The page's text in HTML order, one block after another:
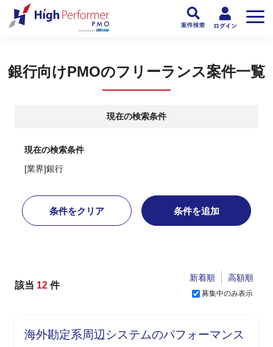
銀行向けPMOのフリーランス案件一覧
現在の検索条件
現在の検索条件
[業界]銀行
条件をクリア 条件を追加
該当 12 件
募集中のみ表示
新着順 高額順
海外勘定系周辺システムのパフォーマンス